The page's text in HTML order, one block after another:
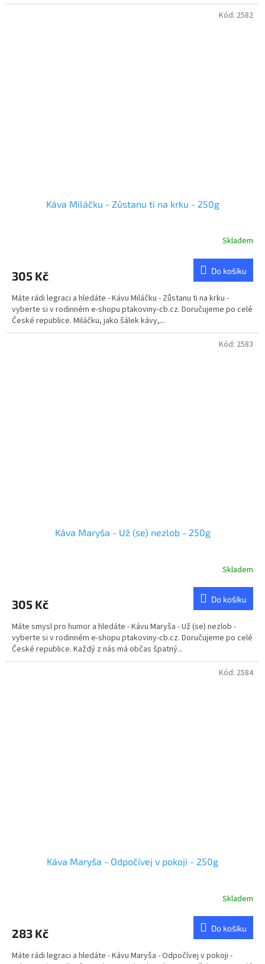
Káva Miláčku - Zůstanu ti na krku - 250g
Skladem
305 Kč Do košíku
Máte rádi legraci a hledáte - Kávu Miláčku - Zůstanu ti na krku -
vyberte si v rodinném e-shopu ptakoviny-cb.cz. Doručujeme po celé
České republice. Miláčku, jako šálek kávy,...
Kód: 2582
Káva Maryša - Už (se) nezlob - 250g
Skladem
305 Kč Do košíku
Máte smysl pro humor a hledáte - Kávu Maryša - Už (se) nezlob -
vyberte si v rodinném e-shopu ptakoviny-cb.cz. Doručujeme po celé
České republice. Každý z nás má občas špatný...
Kód: 2583
Káva Maryša - Odpočívej v pokoji - 250g
je
z
Skladem
283 Kč Do košíku
Máte rádi legraci a hledáte - Kávu Maryša - Odpočívej v pokoji -
Kód: 2584